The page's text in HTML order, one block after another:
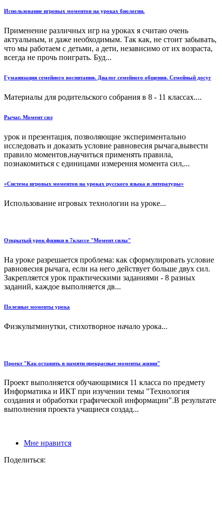
Использование игровых моментов на уроках биологии.
Применение различных игр на уроках я считаю очень
актуальным, и даже необходимым. Так как, не стоит забывать,
что мы работаем с детьми, а дети, независимо от их возраста,
всегда не прочь поиграть. Буд...
Гуманизация семейного воспитания. Диалог семейного общения. Семейный досуг
Материалы для родительского собрания в 8 - 11 классах....
Рычаг. Момент сил
урок и презентация, позволяющие экспериментально
исследовать и доказать условие равновесия рычага,вывести
правило моментов,научиться применять правила,
познакомиться с единицами измерения момента сил,...
«Система игровых моментов на уроках русского языка и литературы»
Использование игровых технологии на уроке...
Открытый урок физики в 7классе "Момент силы"
На уроке разрешается проблема: как сформулировать условие
равновесия рычага, если на него действует больше двух сил.
Закрепляется урок практическими заданиями - 8 разных
заданий, каждое выполняется дв...
Полезные моменты урока
Физкультминутки, стихотворное начало урока...
Проект "Как оставить в памяти прекрасные моменты жизни"
Проект выполняется обучающимися 11 класса по предмету
Информатика и ИКТ при изучении темы "Технология
создания и обработки графической информации".В результате
выполнения проекта учащиеся создад...
Мне нравится
Поделиться: